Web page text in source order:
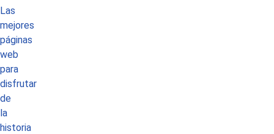
Las
mejores
páginas
web
para
disfrutar
de
la
historia